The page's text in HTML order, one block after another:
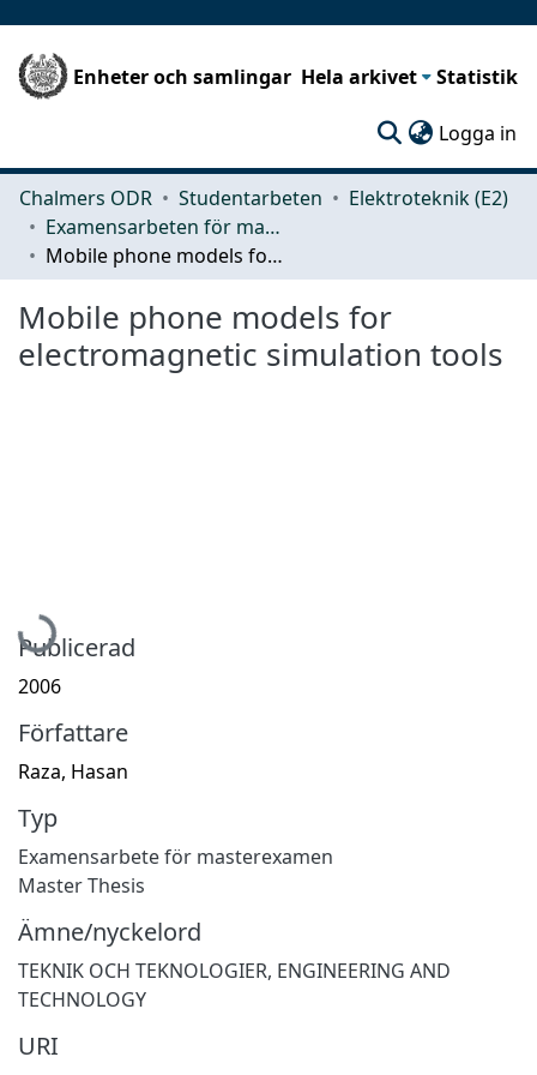
Enheter och samlingar Hela arkivet Statistik
Logga in
Chalmers ODR Studentarbeten
Elektroteknik (E2)
Examensarbeten för masterexamen
Mobile phone models for electromagnetic simulation tools
Mobile phone models for
electromagnetic simulation tools
Hämtar...
Publicerad
2006
Författare
Raza, Hasan
Typ
Examensarbete för masterexamen
Master Thesis
Ämne/nyckelord
TEKNIK OCH TEKNOLOGIER, ENGINEERING AND
TECHNOLOGY
URI